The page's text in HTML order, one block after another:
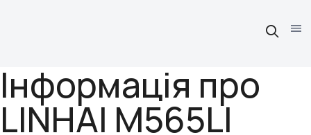
Інформація про
LINHAI M565LI